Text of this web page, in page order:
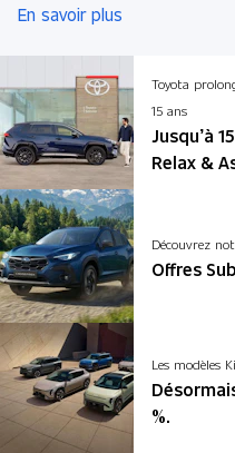
En savoir plus
Toyota
15 ans
Jusqu’à
Relax &
Découvrez
Offres
Les modèles
%.